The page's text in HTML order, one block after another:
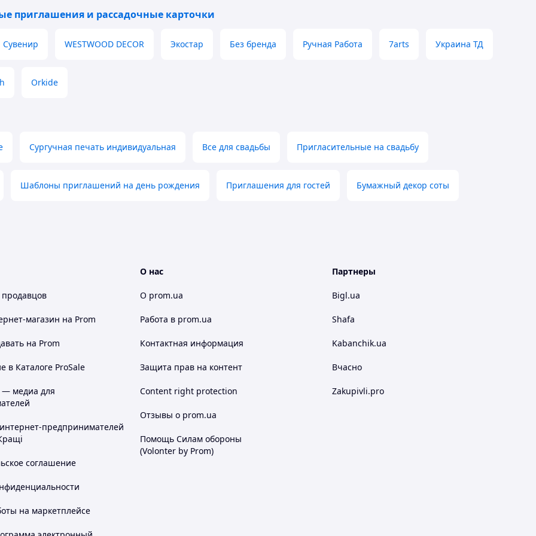
и форматов карточек
фиксированной для покупателя, даже если
на складе.
приглашения и рассадочные карточки
Сувенир WESTWOOD DECOR Экостар Без бренда Ручная Работа 7arts Украина ТД
Orkide
Сургучная печать индивидуальная Все для свадьбы Пригласительные на свадьбу
Шаблоны приглашений на день рождения Приглашения для гостей Бумажный декор соты
магазин на Prom
на Prom
в Каталоге ProSale
— медиа для
предпринимателей
соглашение
на маркетплейсе
О нас
О prom.ua
Работа в prom.ua
Контактная информация
Защита прав на контент
Content right protection
Отзывы о prom.ua
Помощь Силам обороны
(Volonter by Prom)
Партнеры
Bigl.ua
Shafa
Kabanchik.ua
Вчасно
Zakupivli.pro